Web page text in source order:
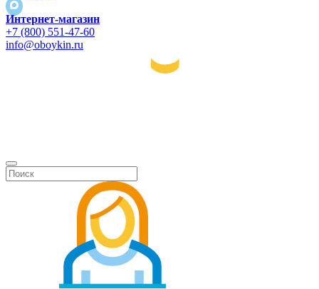
Интернет-магазин
+7 (800) 551-47-60
info@oboykin.ru